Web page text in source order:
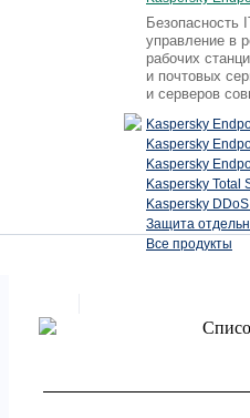
Безопасность
управление в
рабочих
и почтовых
и серверов
Kaspersky
Kaspersky
Kaspersky
Kaspersky Total
Kaspersky
Защита
Все продукты